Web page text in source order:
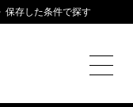
保存した条件で探す